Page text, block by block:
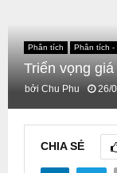
Phân tích Phân tích -
Triển vọng
bởi Chu Phu 26/
CHIA SẺ